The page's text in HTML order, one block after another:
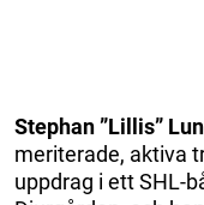
Stephan”Lillis”
meriterade, aktiva
uppdrag i ett SHL-